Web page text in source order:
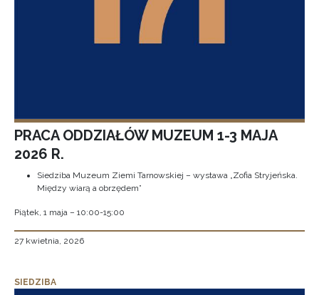
PRACA ODDZIAŁÓW MUZEUM 1-3 MAJA
2026 R.
Siedziba Muzeum Ziemi Tarnowskiej – wystawa „Zofia Stryjeńska.
Między wiarą a obrzędem”
Piątek, 1 maja – 10:00-15:00
27 kwietnia, 2026
SIEDZIBA